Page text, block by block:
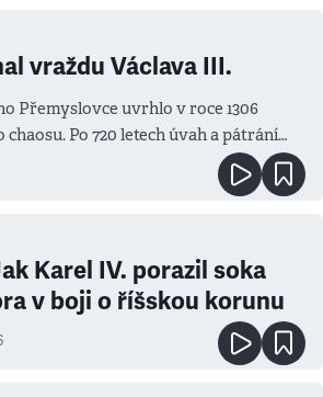
vraždu Václava III.
Po 720 letech úvah a pátrání
Karel IV. porazil soka
v boji o říšskou korunu